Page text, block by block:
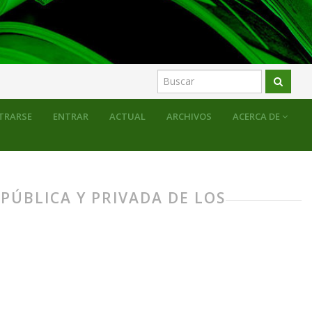
ACTUAL ARCHIVOS ACERCA DE
ENTRAR
Y PRIVADA DE LOS